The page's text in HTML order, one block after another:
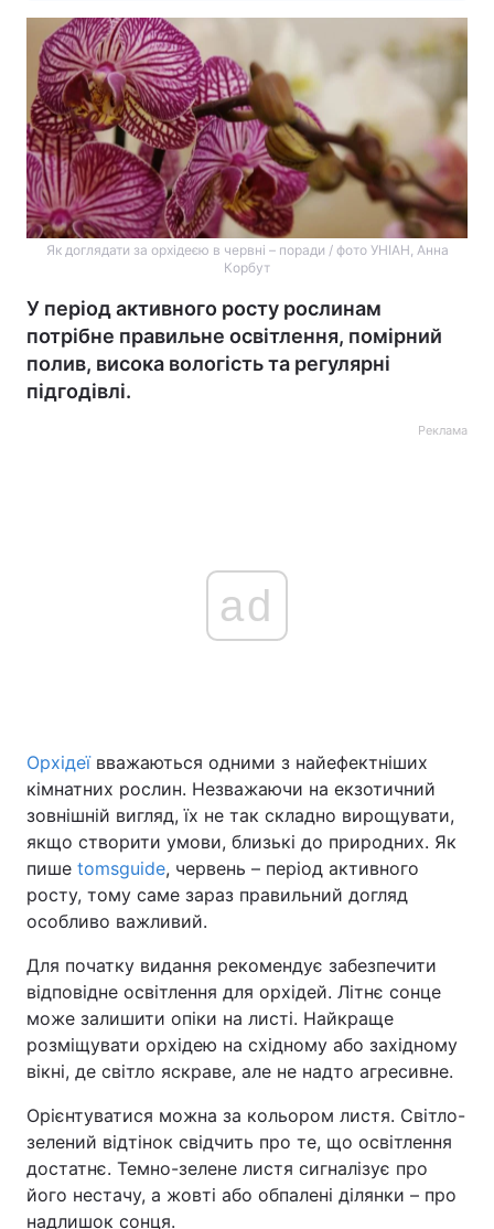
Як доглядати за орхідеєю в червні – поради / фото УНІАН, Анна
Корбут
У період активного росту рослинам
потрібне правильне освітлення, помірний
полив, висока вологість та регулярні
підгодівлі.
Реклама
ad
Орхідеївважаються одними з найефектніших
кімнатних рослин. Незважаючи на екзотичний
зовнішній вигляд, їх не так складно вирощувати,
якщо створити умови, близькі до природних. Як
пише tomsguide, червень – період активного
росту, тому саме зараз правильний догляд
особливо важливий.
Для початку видання рекомендує забезпечити
відповідне освітлення для орхідей. Літнє сонце
може залишити опіки на листі. Найкраще
розміщувати орхідею на східному або західному
вікні, де світло яскраве, але не надто агресивне.
Орієнтуватися можна за кольором листя. Світло-
зелений відтінок свідчить про те, що освітлення
достатнє. Темно-зелене листя сигналізує про
його нестачу, а жовті або обпалені ділянки – про
надлишок сонця.